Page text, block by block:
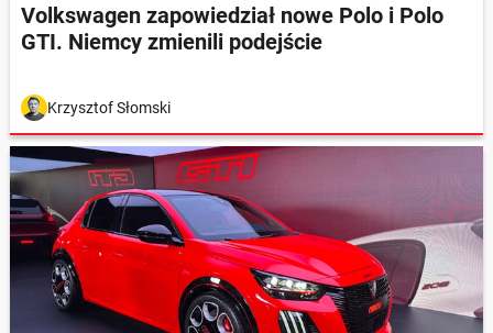
Volkswagen zapowiedział nowe Polo i Polo
GTI. Niemcy zmienili podejście
Krzysztof Słomski